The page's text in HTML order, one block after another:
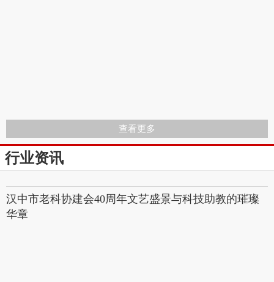
查看更多
行业资讯
汉中市老科协建会40周年文艺盛景与科技助教的璀璨
华章